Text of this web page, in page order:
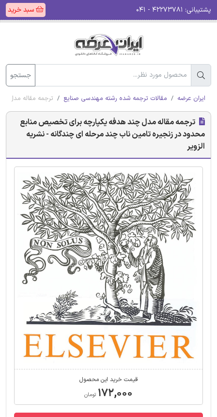
پشتیبانی: سبد خرید
جستجو
ایران عرضه مقالات ترجمه شده رشته مهندسی صنایع ترجمه مقاله مدل
ترجمه مقاله مدل چند هدفه یکپارچه برای تخصیص منابع
محدود در زنجیره تامین ناب چند مرحله ای چندگانه - نشریه
الزویر
قیمت خرید این محصول
۱۷۲,۰۰۰ تومان